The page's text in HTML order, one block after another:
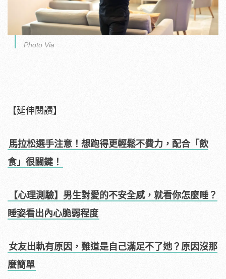
Photo Via
【延伸閱讀】
馬拉松選手注意！想跑得更輕鬆不費力，配合「飲
食」很關鍵！
【心理測驗】男生對愛的不安全感，就看你怎麼睡？
睡姿看出內心脆弱程度
女友出軌有原因，難道是自己滿足不了她？原因沒那
麼簡單